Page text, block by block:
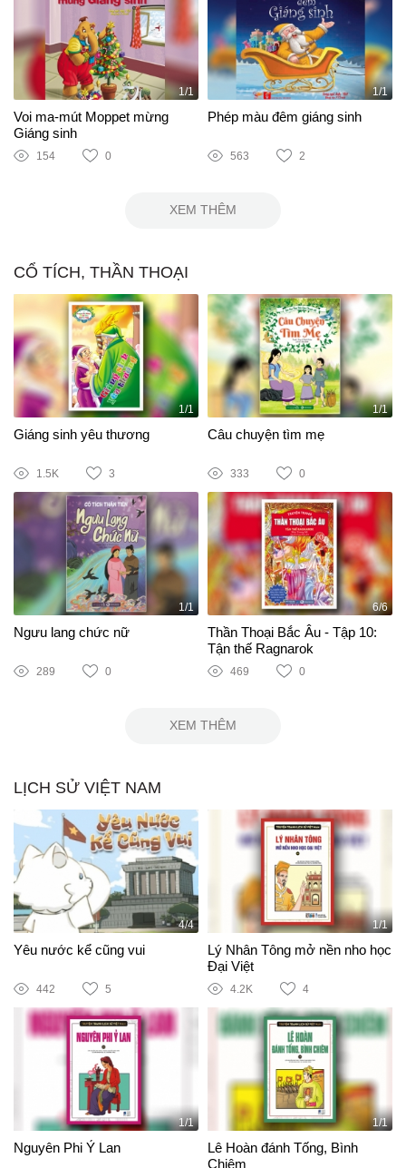
1/1
Voi ma-mút Moppet mừng
Giáng sinh
154 0
1/1
Phép màu đêm giáng sinh
563 2
XEM THÊM
CỔ TÍCH, THẦN THOẠI
1/1
Giáng sinh yêu thương
1.5K 3
1/1
Câu chuyện tìm mẹ
333 0
1/1
Ngưu lang chức nữ
289 0
6/6
Thần Thoại Bắc Âu - Tập 10:
Tận thế Ragnarok
469 0
XEM THÊM
LỊCH SỬ VIỆT NAM
4/4
Yêu nước kể cũng vui
442 5
1/1
Lý Nhân Tông mở nền nho học
Đại Việt
4.2K 4
1/1
Nguyên Phi Ỷ Lan
1/1
Lê Hoàn đánh Tống, Bình
Chiêm